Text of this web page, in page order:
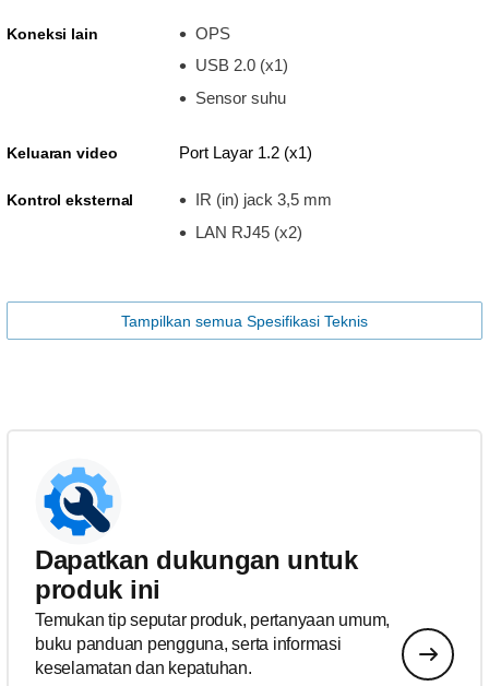
Koneksi lain
OPS
USB 2.0 (x1)
Sensor suhu
Keluaran video Port Layar 1.2 (x1)
Kontrol eksternal
IR (in) jack 3,5 mm
LAN RJ45 (x2)
Tampilkan semua Spesifikasi Teknis
Dapatkan dukungan untuk
produk ini
Temukan tip seputar produk, pertanyaan umum,
buku panduan pengguna, serta informasi
keselamatan dan kepatuhan.